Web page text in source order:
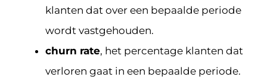
klanten dat over een bepaalde periode
wordt vastgehouden.
churn rate, het percentage klanten dat
verloren gaat in een bepaalde periode.